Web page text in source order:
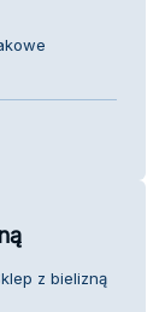
z bielizną